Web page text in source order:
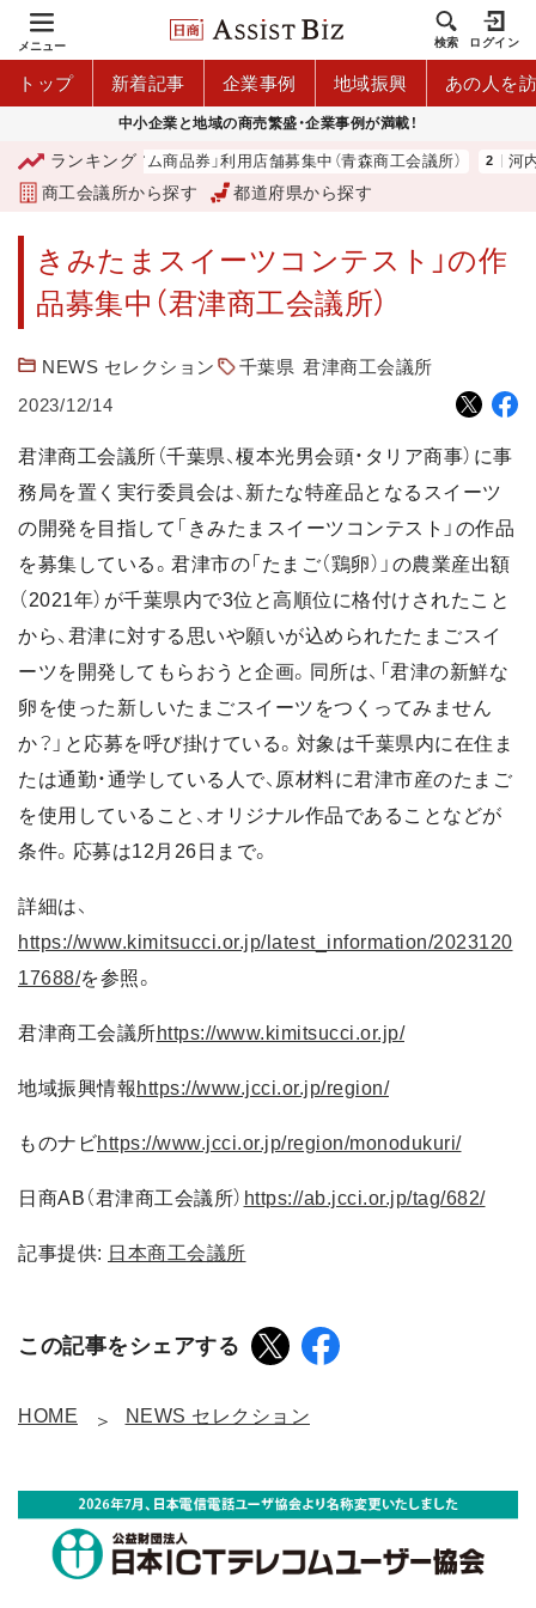
メニュー 検索 ログイン
トップ 新着記事 企業事例 地域振興 あの人を
中小企業と地域の商売繁盛・企業事例が満載！
ランキング
「青森市プレミアム商品券」利用店舗募集中（青森商工会議所） 河
商工会議所から探す 都道府県から探す
きみたまスイーツコンテスト」の作
品募集中（君津商工会議所）
NEWS セレクション 千葉県 君津商工会議所
2023/12/14
君津商工会議所（千葉県、榎本光男会頭・タリア商事）に事
務局を置く実行委員会は、新たな特産品となるスイーツ
の開発を目指して「きみたまスイーツコンテスト」の作品
を募集している。君津市の「たまご（鶏卵）」の農業産出額
（2021年）が千葉県内で3位と高順位に格付けされたこと
から、君津に対する思いや願いが込められたたまごスイ
ーツを開発してもらおうと企画。同所は、「君津の新鮮な
卵を使った新しいたまごスイーツをつくってみません
か？」と応募を呼び掛けている。対象は千葉県内に在住ま
たは通勤・通学している人で、原材料に君津市産のたまご
を使用していること、オリジナル作品であることなどが
条件。応募は12月26日まで。
詳細は、
https://www.kimitsucci.or.jp/latest_information/2023120
17688/を参照。
君津商工会議所https://www.kimitsucci.or.jp/
地域振興情報 https://www.jcci.or.jp/region/
ものナビhttps://www.jcci.or.jp/region/monodukuri/
日商AB（君津商工会議所） https://ab.jcci.or.jp/tag/682/
記事提供: 日本商工会議所
この記事をシェアする
HOME NEWS セレクション